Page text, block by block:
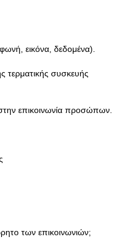
εικόνα, δεδομένα).
τερματικής συσκευής
επικοινωνία προσώπων.
των επικοινωνιών;